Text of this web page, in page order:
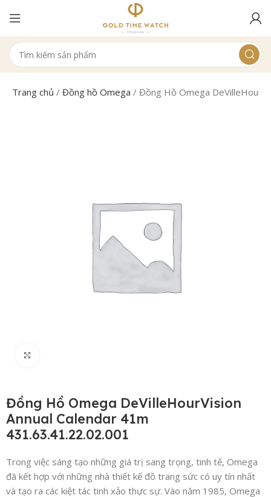
Trang chủ /Đồng hồ Omega /Đồng Hồ Omega
Đồng Hồ Omega DeVilleHourVision
Annual Calendar 41m
431.63.41.22.02.001
Trong việc sáng tạo những giá trị sang trọng, tinh tế, Omega
đã kết hợp với những nhà thiết kế đồ trang sức có uy tín nhất
và tạo ra các kiệt tác tinh xảo thực sự. Vào năm 1985, Omega